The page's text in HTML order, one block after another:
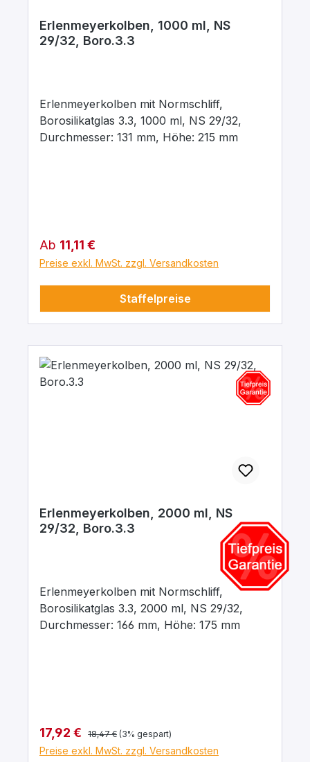
Erlenmeyerkolben, 1000 ml, NS
29/32, Boro.3.3
Erlenmeyerkolben mit Normschliff,
Borosilikatglas 3.3, 1000 ml, NS 29/32,
Durchmesser: 131 mm, Höhe: 215 mm
Regulärer Preis:
Ab 11,11 €
Preise exkl. MwSt. zzgl. Versandkosten
Staffelpreise
Erlenmeyerkolben, 2000 ml, NS
29/32, Boro.3.3
Erlenmeyerkolben mit Normschliff,
Borosilikatglas 3.3, 2000 ml, NS 29/32,
Durchmesser: 166 mm, Höhe: 175 mm
Verkaufspreis:
17,92 € Regulärer Preis:
18,47 € (3% gespart)
Preise exkl. MwSt. zzgl. Versandkosten